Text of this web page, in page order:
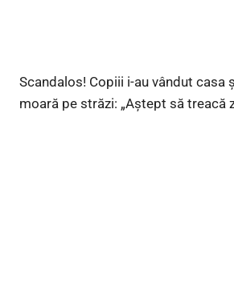
Scandalos! Copiii i-au vândut casa
moară pe străzi: „Aștept să treacă